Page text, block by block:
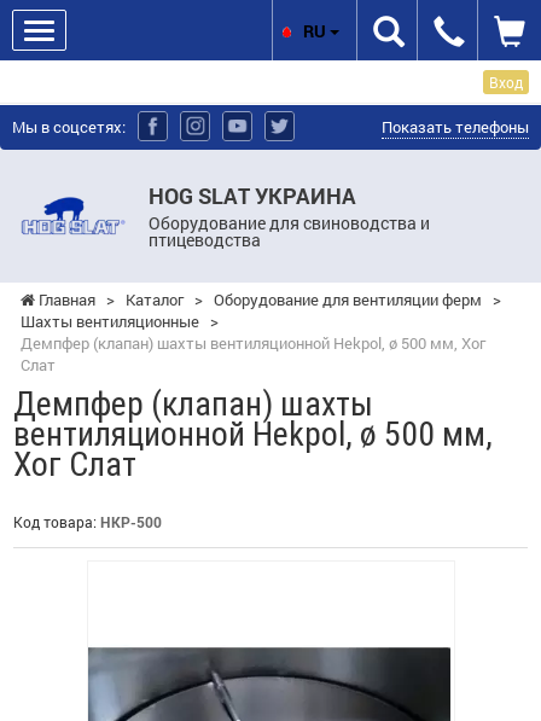
Вход
Мы в соцсетях: Показать телефоны
HOG SLAT УКРАИНА
Оборудование для свиноводства и
птицеводства
RU
Главная > Каталог > Оборудование для вентиляции ферм
>
Шахты вентиляционные >
Демпфер (клапан) шахты вентиляционной Hekpol, ø 500 мм, Хог
Слат
Демпфер (клапан) шахты
вентиляционной Hekpol, ø 500 мм,
Хог Слат
Код товара: HKP-500